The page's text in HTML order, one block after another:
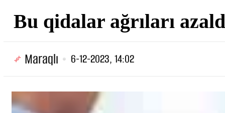
Bu qidalar ağrıları
Maraqlı 6-12-2023, 14:02